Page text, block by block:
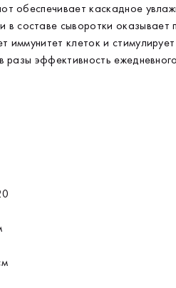
обеспечивает каскадное
сыворотки оказывает
клеток и
разы эффективность